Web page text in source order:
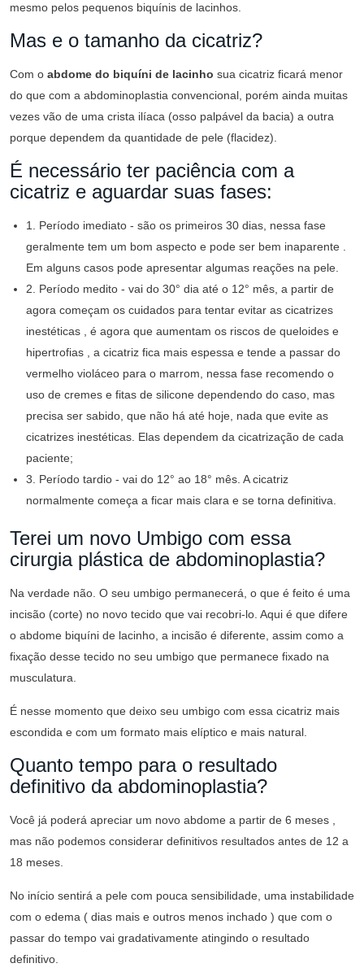
mesmo pelos pequenos biquínis de lacinhos.
Mas e o tamanho da cicatriz?
Com o abdome do biquíni de lacinho sua cicatriz ficará menor
do que com a abdominoplastia convencional, porém ainda muitas
vezes vão de uma crista ilíaca (osso palpável da bacia) a outra
porque dependem da quantidade de pele (flacidez).
É necessário ter paciência com a
cicatriz e aguardar suas fases:
1. Período imediato - são os primeiros 30 dias, nessa fase
geralmente tem um bom aspecto e pode ser bem inaparente .
Em alguns casos pode apresentar algumas reações na pele.
2. Período medito - vai do 30° dia até o 12° mês, a partir de
agora começam os cuidados para tentar evitar as cicatrizes
inestéticas , é agora que aumentam os riscos de queloides e
hipertrofias , a cicatriz fica mais espessa e tende a passar do
vermelho violáceo para o marrom, nessa fase recomendo o
uso de cremes e fitas de silicone dependendo do caso, mas
precisa ser sabido, que não há até hoje, nada que evite as
cicatrizes inestéticas. Elas dependem da cicatrização de cada
paciente;
3. Período tardio - vai do 12° ao 18° mês. A cicatriz
normalmente começa a ficar mais clara e se torna definitiva.
Terei um novo Umbigo com essa
cirurgia plástica de abdominoplastia?
Na verdade não. O seu umbigo permanecerá, o que é feito é uma
incisão (corte) no novo tecido que vai recobri-lo. Aqui é que difere
o abdome biquíni de lacinho, a incisão é diferente, assim como a
fixação desse tecido no seu umbigo que permanece fixado na
musculatura.
É nesse momento que deixo seu umbigo com essa cicatriz mais
escondida e com um formato mais elíptico e mais natural.
Quanto tempo para o resultado
definitivo da abdominoplastia?
Você já poderá apreciar um novo abdome a partir de 6 meses ,
mas não podemos considerar definitivos resultados antes de 12 a
18 meses.
No início sentirá a pele com pouca sensibilidade, uma instabilidade
com o edema ( dias mais e outros menos inchado ) que com o
passar do tempo vai gradativamente atingindo o resultado
definitivo.